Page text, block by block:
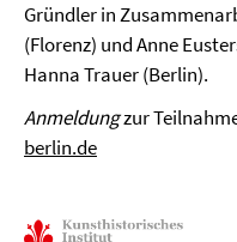
Gründler in
(Florenz) und Anne
Hanna Trauer (Berlin).
Anmeldungzur
berlin.de